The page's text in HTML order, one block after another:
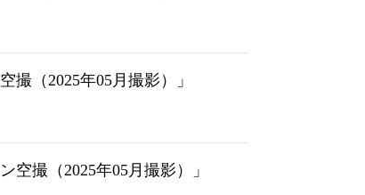
（2025年05月撮影）」
撮（2025年05月撮影）」